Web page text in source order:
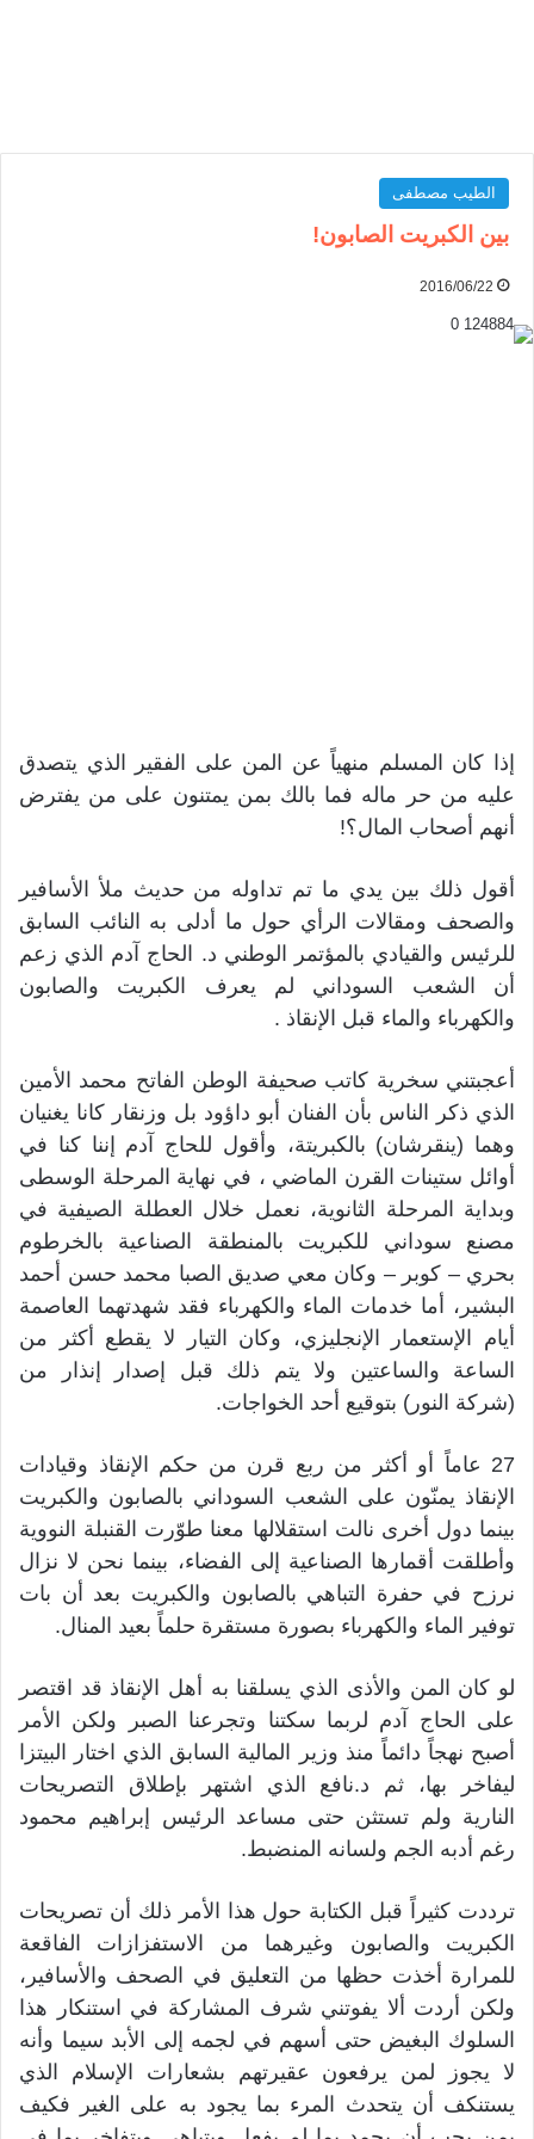
الطيب مصطفى
بين الكبريت الصابون!
2016/06/22
إذا كان المسلم منهياً عن المن على الفقير الذي يتصدق
عليه من حر ماله فما بالك بمن يمتنون على من يفترض
أنهم أصحاب المال؟!
أقول ذلك بين يدي ما تم تداوله من حديث ملأ الأسافير
والصحف ومقالات الرأي حول ما أدلى به النائب السابق
للرئيس والقيادي بالمؤتمر الوطني د. الحاج آدم الذي زعم
أن الشعب السوداني لم يعرف الكبريت والصابون
والكهرباء والماء قبل الإنقاذ .
أعجبتني سخرية كاتب صحيفة الوطن الفاتح محمد الأمين
الذي ذكر الناس بأن الفنان أبو داؤود بل وزنقار كانا يغنيان
وهما (ينقرشان) بالكبريتة، وأقول للحاج آدم إننا كنا في
أوائل ستينات القرن الماضي ، في نهاية المرحلة الوسطى
وبداية المرحلة الثانوية، نعمل خلال العطلة الصيفية في
مصنع سوداني للكبريت بالمنطقة الصناعية بالخرطوم
بحري – كوبر – وكان معي صديق الصبا محمد حسن أحمد
البشير، أما خدمات الماء والكهرباء فقد شهدتهما العاصمة
أيام الإستعمار الإنجليزي، وكان التيار لا يقطع أكثر من
الساعة والساعتين ولا يتم ذلك قبل إصدار إنذار من
(شركة النور) بتوقيع أحد الخواجات.
27 عاماً أو أكثر من ربع قرن من حكم الإنقاذ وقيادات
الإنقاذ يمنّون على الشعب السوداني بالصابون والكبريت
بينما دول أخرى نالت استقلالها معنا طوّرت القنبلة النووية
وأطلقت أقمارها الصناعية إلى الفضاء، بينما نحن لا نزال
نرزح في حفرة التباهي بالصابون والكبريت بعد أن بات
توفير الماء والكهرباء بصورة مستقرة حلماً بعيد المنال.
لو كان المن والأذى الذي يسلقنا به أهل الإنقاذ قد اقتصر
على الحاج آدم لربما سكتنا وتجرعنا الصبر ولكن الأمر
أصبح نهجاً دائماً منذ وزير المالية السابق الذي اختار البيتزا
ليفاخر بها، ثم د.نافع الذي اشتهر بإطلاق التصريحات
النارية ولم تستثن حتى مساعد الرئيس إبراهيم محمود
رغم أدبه الجم ولسانه المنضبط.
ترددت كثيراً قبل الكتابة حول هذا الأمر ذلك أن تصريحات
الكبريت والصابون وغيرهما من الاستفزازات الفاقعة
للمرارة أخذت حظها من التعليق في الصحف والأسافير،
ولكن أردت ألا يفوتني شرف المشاركة في استنكار هذا
السلوك البغيض حتى أسهم في لجمه إلى الأبد سيما وأنه
لا يجوز لمن يرفعون عقيرتهم بشعارات الإسلام الذي
يستنكف أن يتحدث المرء بما يجود به على الغير فكيف